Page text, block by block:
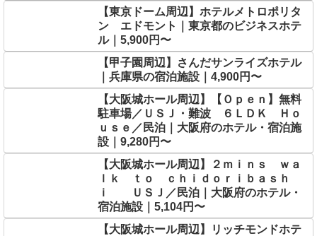
【東京ドーム周辺】ホテルメトロポリタ
ン エドモント｜東京都のビジネスホテ
ル｜5,900円〜
【甲子園周辺】さんだサンライズホテル
｜兵庫県の宿泊施設｜4,900円〜
【大阪城ホール周辺】【Ｏｐｅｎ】無料
駐車場／ＵＳＪ・難波 ６ＬＤＫ Ｈｏ
ｕｓｅ／民泊｜大阪府のホテル・宿泊施
設｜9,280円〜
【大阪城ホール周辺】２ｍｉｎｓ ｗａ
ｌｋ ｔｏ ｃｈｉｄｏｒｉｂａｓｈ
ｉ ＵＳＪ／民泊｜大阪府のホテル・
宿泊施設｜5,104円〜
【大阪城ホール周辺】リッチモンドホテ